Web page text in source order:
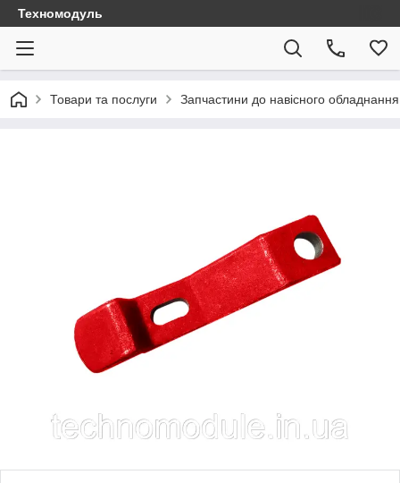
Техномодуль
Товари та послуги Запчастини до навісного обладнання